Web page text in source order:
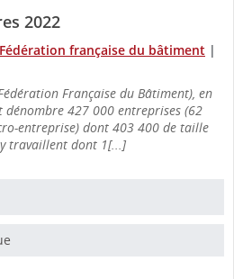
2022
Fédération française du bâtiment |
Française du Bâtiment), en
427 000 entreprises (62
entreprise) dont 403 400 de taille
travaillent dont 1[...]